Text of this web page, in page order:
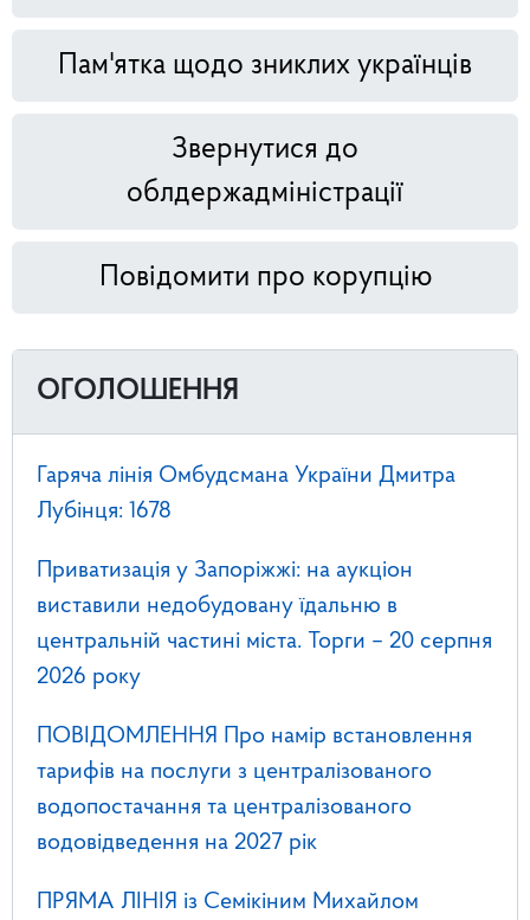
Пам'ятка щодо зниклих українців
Звернутися до
облдержадміністрації
Повідомити про корупцію
ОГОЛОШЕННЯ
Гаряча лінія Омбудсмана України Дмитра
Лубінця: 1678
Приватизація у Запоріжжі: на аукціон
виставили недобудовану їдальню в
центральній частині міста. Торги – 20 серпня
2026 року
ПОВІДОМЛЕННЯ Про намір встановлення
тарифів на послуги з централізованого
водопостачання та централізованого
водовідведення на 2027 рік
ПРЯМА ЛІНІЯ із Семікіним Михайлом